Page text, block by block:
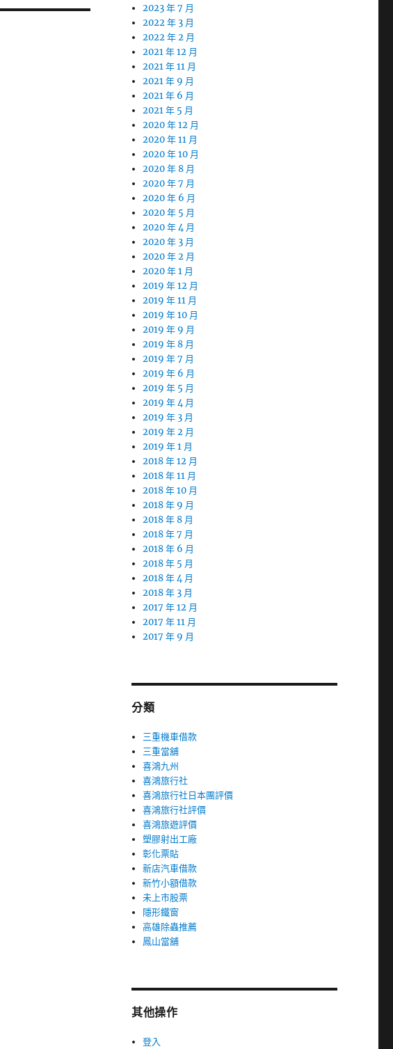
2023 年 7 月
2022 年 3 月
2022 年 2 月
2021 年 12 月
2021 年 11 月
2021 年 9 月
2021 年 6 月
2021 年 5 月
2020 年 12 月
2020 年 11 月
2020 年 10 月
2020 年 8 月
2020 年 7 月
2020 年 6 月
2020 年 5 月
2020 年 4 月
2020 年 3 月
2020 年 2 月
2020 年 1 月
2019 年 12 月
2019 年 11 月
2019 年 10 月
2019 年 9 月
2019 年 8 月
2019 年 7 月
2019 年 6 月
2019 年 5 月
2019 年 4 月
2019 年 3 月
2019 年 2 月
2019 年 1 月
2018 年 12 月
2018 年 11 月
2018 年 10 月
2018 年 9 月
2018 年 8 月
2018 年 7 月
2018 年 6 月
2018 年 5 月
2018 年 4 月
2018 年 3 月
2017 年 12 月
2017 年 11 月
2017 年 9 月
分類
三重機車借款
三重當舖
喜鴻九州
喜鴻旅行社
喜鴻旅行社日本團評價
喜鴻旅行社評價
喜鴻旅遊評價
塑膠射出工廠
彰化票貼
新店汽車借款
新竹小額借款
未上市股票
隱形鐵窗
高雄除蟲推薦
鳳山當舖
其他操作
登入